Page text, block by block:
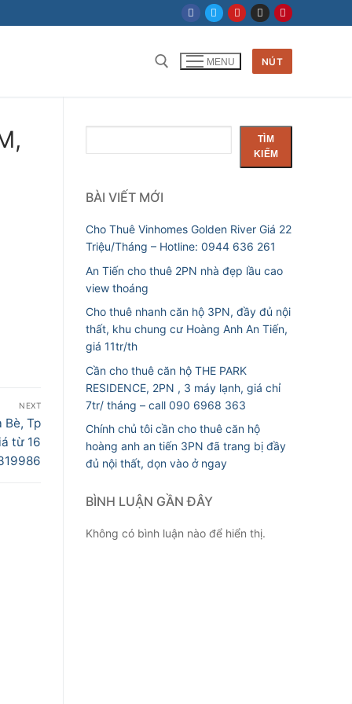
MENU NÚT
NEXT
Bè, Tp
từ 16
kiếm
TÌM
KIẾM
BÀI VIẾT MỚI
Cho Thuê Vinhomes Golden River Giá 22
Triệu/Tháng – Hotline: 0944 636 261
An Tiến cho thuê 2PN nhà đẹp lầu cao
view thoáng
Cho thuê nhanh căn hộ 3PN, đầy đủ nội
thất, khu chung cư Hoàng Anh An Tiến,
giá 11tr/th
Cần cho thuê căn hộ THE PARK
RESIDENCE, 2PN , 3 máy lạnh, giá chỉ
7tr/ tháng – call 090 6968 363
Chính chủ tôi cần cho thuê căn hộ
hoàng anh an tiến 3PN đã trang bị đầy
đủ nội thất, dọn vào ở ngay
BÌNH LUẬN GẦN ĐÂY
Không có bình luận nào để hiển thị.